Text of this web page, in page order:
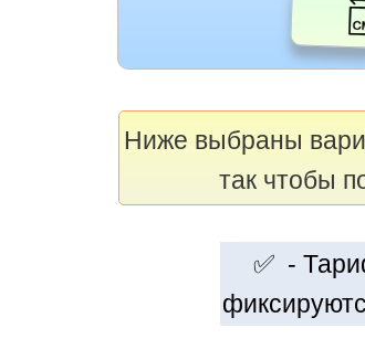
Ниже выбраны
так чтобы
✅ -